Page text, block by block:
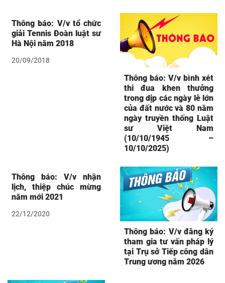
Thông báo: V/v tổ chức
giải Tennis Đoàn luật sư
Hà Nội năm 2018
20/09/2018
Thông báo: V/v bình xét
thi đua khen thưởng
trong dịp các ngày lễ lớn
của đất nước và 80 năm
ngày truyền thống Luật
sư Việt Nam
(10/10/1945 –
10/10/2025)
Thông báo: V/v nhận
lịch, thiệp chúc mừng
năm mới 2021
22/12/2020
Thông báo: V/v đăng ký
tham gia tư vấn pháp lý
tại Trụ sở Tiếp công dân
Trung ương năm 2026